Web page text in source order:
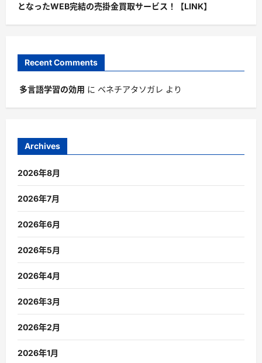
となったWEB完結の売掛金買取サービス！【LINK】
Recent Comments
多言語学習の効用 に ベネチアタソガレ より
Archives
2026年8月
2026年7月
2026年6月
2026年5月
2026年4月
2026年3月
2026年2月
2026年1月